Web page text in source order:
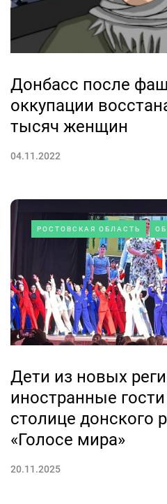
Донбасс после
оккупации
тысяч женщин
04.11.2022
РОСТОВСКАЯ ОБЛАСТЬ
Дети из новых
иностранные
столице донского
«Голосе мира»
20.11.2025